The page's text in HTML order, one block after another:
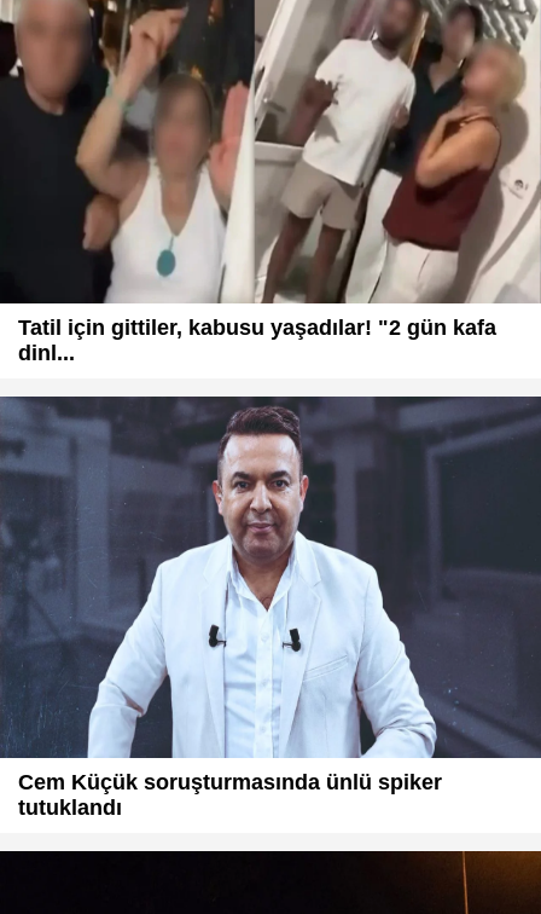
Tatil için gittiler, kabusu yaşadılar! "2 gün kafa
dinl...
Cem Küçük soruşturmasında ünlü spiker
tutuklandı